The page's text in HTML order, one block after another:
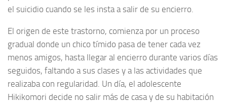
el suicidio cuando se les insta a salir de su encierro.
El origen de este trastorno, comienza por un proceso
gradual donde un chico tímido pasa de tener cada vez
menos amigos, hasta llegar al encierro durante varios días
seguidos, faltando a sus clases y a las actividades que
realizaba con regularidad. Un día, el adolescente
Hikikomori decide no salir más de casa y de su habitación